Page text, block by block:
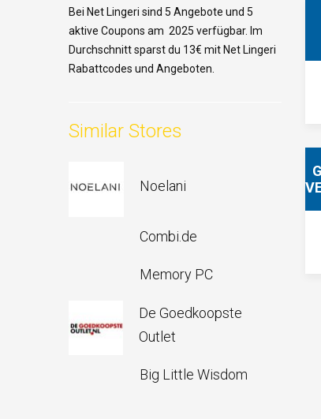
Bei Net Lingeri sind 5 Angebote und 5
aktive Coupons am 2025 verfügbar. Im
Durchschnitt sparst du 13€ mit Net Lingeri
Rabattcodes und Angeboten.
Similar Stores
Noelani
Combi.de
Memory PC
De Goedkoopste
Outlet
Big Little Wisdom